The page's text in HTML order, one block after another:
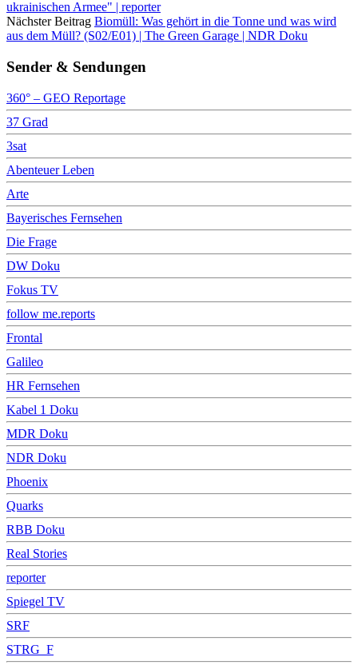
ukrainischen Armee" | reporter
Nächster Beitrag Biomüll: Was gehört in die Tonne und was wird
aus dem Müll? (S02/E01) | The Green Garage | NDR Doku
Sender & Sendungen
360° – GEO Reportage
37 Grad
3sat
Abenteuer Leben
Arte
Bayerisches Fernsehen
Die Frage
DW Doku
Fokus TV
follow me.reports
Frontal
Galileo
HR Fernsehen
Kabel 1 Doku
MDR Doku
NDR Doku
Phoenix
Quarks
RBB Doku
Real Stories
reporter
Spiegel TV
SRF
STRG_F